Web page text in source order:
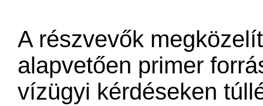
A részvevők
alapvetően primer
vízügyi kérdéseken